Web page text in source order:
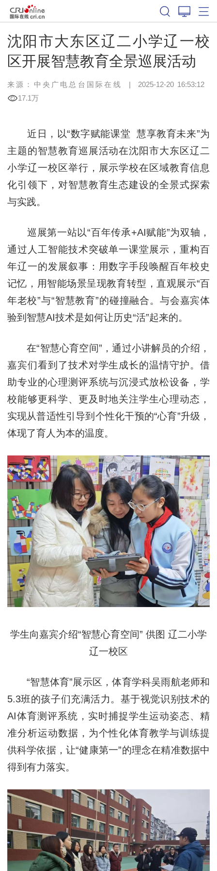
沈阳市大东区辽二小学辽一校
区开展智慧教育全景巡展活动
来源：中央广电总台国际在线 | 2025-12-20 16:53:12
17.1万
近日，以“数字赋能课堂 慧享教育未来”为
主题的智慧教育巡展活动在沈阳市大东区辽二
小学辽一校区举行，展示学校在区域教育信息
化引领下，对智慧教育生态建设的全景式探索
与实践。
巡展第一站以“百年传承+AI赋能”为双轴，
通过人工智能技术突破单一课堂展示，重构百
年辽一的发展叙事：用数字手段唤醒百年校史
记忆，用智能场景呈现教育转型，直观展示“百
年老校”与“智慧教育”的碰撞融合。与会嘉宾体
验到智慧AI技术是如何让历史“活”起来的。
在“智慧心育空间”，通过小讲解员的介绍，
嘉宾们看到了技术对学生成长的温情守护。借
助专业的心理测评系统与沉浸式放松设备，学
校能够更科学、更及时地关注学生心理动态，
实现从普适性引导到个性化干预的“心育”升级，
体现了育人为本的温度。
学生向嘉宾介绍“智慧心育空间” 供图 辽二小学
辽一校区
“智慧体育”展示区，体育学科吴雨航老师和
5.3班的孩子们充满活力。基于视觉识别技术的
AI体育测评系统，实时捕捉学生运动姿态、精
准分析运动数据，为个性化体育教学与训练提
供科学依据，让“健康第一”的理念在精准数据中
得到有力落实。